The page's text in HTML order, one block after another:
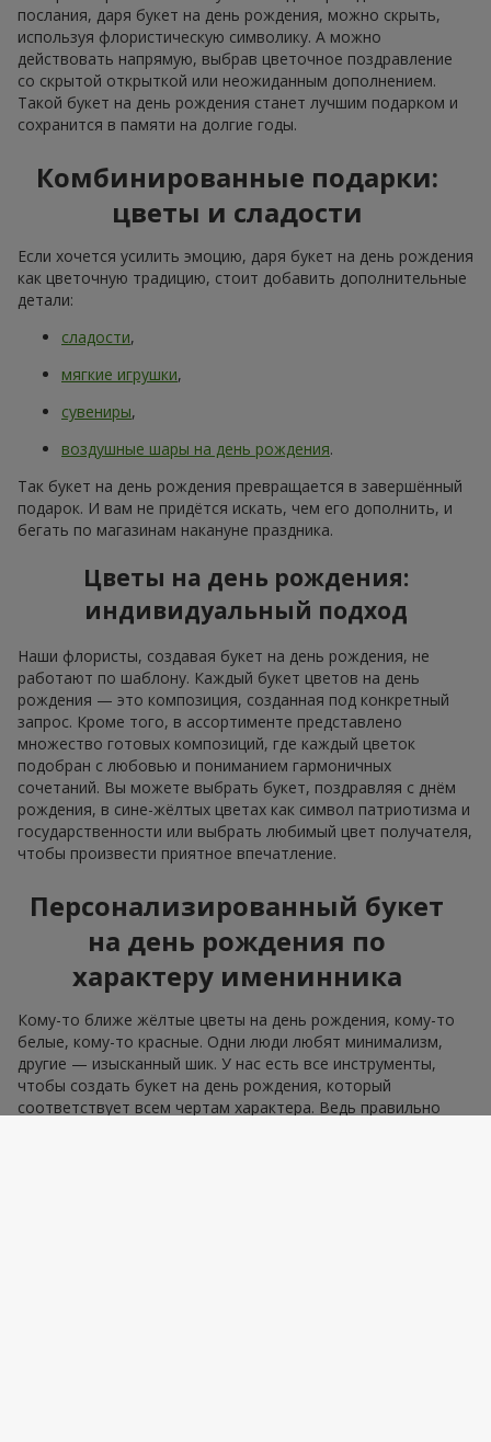
послания, даря букет на день рождения, можно скрыть,
используя флористическую символику. А можно
действовать напрямую, выбрав цветочное поздравление
со скрытой открыткой или неожиданным дополнением.
Такой букет на день рождения станет лучшим подарком и
сохранится в памяти на долгие годы.
Комбинированные подарки:
цветы и сладости
Если хочется усилить эмоцию, даря букет на день рождения
как цветочную традицию, стоит добавить дополнительные
детали:
сладости,
мягкие игрушки,
сувениры,
воздушные шары на день рождения.
Так букет на день рождения превращается в завершённый
подарок. И вам не придётся искать, чем его дополнить, и
бегать по магазинам накануне праздника.
Цветы на день рождения:
индивидуальный подход
Наши флористы, создавая букет на день рождения, не
работают по шаблону. Каждый букет цветов на день
рождения — это композиция, созданная под конкретный
запрос. Кроме того, в ассортименте представлено
множество готовых композиций, где каждый цветок
подобран с любовью и пониманием гармоничных
сочетаний. Вы можете выбрать букет, поздравляя с днём
рождения, в сине-жёлтых цветах как символ патриотизма и
государственности или выбрать любимый цвет получателя,
чтобы произвести приятное впечатление.
Персонализированный букет
на день рождения по
характеру именинника
Кому-то ближе жёлтые цветы на день рождения, кому-то
белые, кому-то красные. Одни люди любят минимализм,
другие — изысканный шик. У нас есть все инструменты,
чтобы создать букет на день рождения, который
соответствует всем чертам характера. Ведь правильно